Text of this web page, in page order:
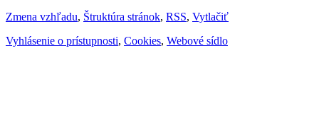
Zmena vzhľadu, Štruktúra stránok, RSS, Vytlačiť
Vyhlásenie o prístupnosti, Cookies, Webové sídlo